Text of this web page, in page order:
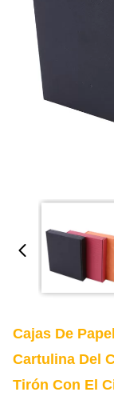
Cajas De
Cartulina Del
Tirón Con El